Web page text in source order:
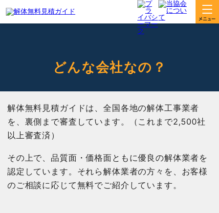
どんな会社なの？
解体無料見積ガイドは、全国各地の解体工事業者
を、裏側まで審査しています。（これまで2,500社
以上審査済）
その上で、品質面・価格面ともに優良の解体業者を
認定しています。それら解体業者の方々を、お客様
のご相談に応じて無料でご紹介しています。